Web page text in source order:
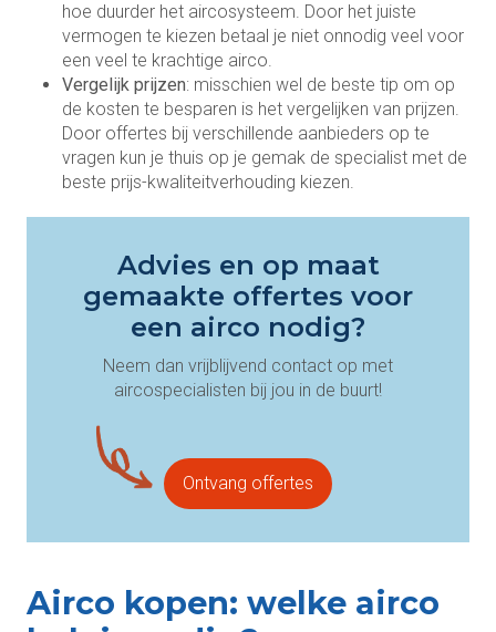
hoe duurder het aircosysteem. Door het juiste
vermogen te kiezen betaal je niet onnodig veel voor
een veel te krachtige airco.
Vergelijk prijzen: misschien wel de beste tip om op
de kosten te besparen is het vergelijken van prijzen.
Door offertes bij verschillende aanbieders op te
vragen kun je thuis op je gemak de specialist met de
beste prijs-kwaliteitverhouding kiezen.
Advies en op maat
gemaakte offertes voor
een airco nodig?
Neem dan vrijblijvend contact op met
aircospecialisten bij jou in de buurt!
Ontvang offertes
Airco kopen: welke airco